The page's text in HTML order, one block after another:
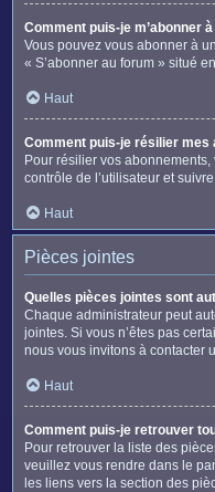
Comment puis-je m’abonner
Vous pouvez vous abonner à
« S’abonner au forum » situé
Haut
Comment puis-je résilier mes
Pour résilier vos
contrôle de l’utilisateur et
Haut
Pièces jointes
Quelles pièces jointes sont
Chaque administrateur peut
jointes. Si vous n’êtes pas
nous vous invitons à contacter
Haut
Comment puis-je retrouver
Pour retrouver la liste des
veuillez vous rendre dans le
les liens vers la section des